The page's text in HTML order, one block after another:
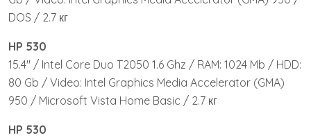
DOS / 2.7 кг
HP 530
15.4″ / Intel Core Duo T2050 1.6 Ghz / RAM: 1024 Mb / HDD:
80 Gb / Video: Intel Graphics Media Accelerator (GMA)
950 / Microsoft Vista Home Basic / 2.7 кг
HP 530